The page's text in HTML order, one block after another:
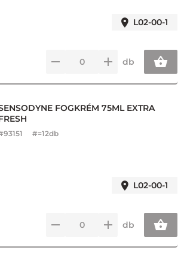
L02-00-1
db
FOGKRÉM 75ML EXTRA
93151 #=12db
L02-00-1
db